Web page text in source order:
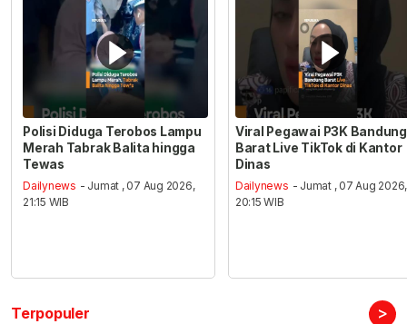
Polisi Diduga Terobos Lampu
Merah Tabrak Balita hingga
Tewas
Dailynews - Jumat , 07 Aug 2026,
21:15 WIB
Viral Pegawai P3K Bandung
Barat Live TikTok di Kantor
Dinas
Dailynews - Jumat , 07 Aug 2026,
20:15 WIB
Terpopuler >